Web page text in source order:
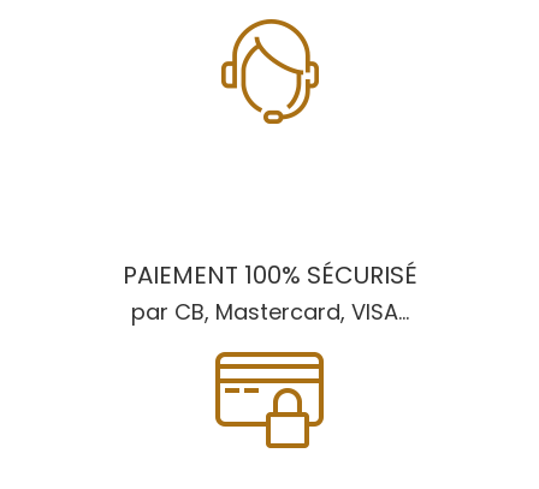
PAIEMENT 100% SÉCURISÉ
par CB, Mastercard, VISA...